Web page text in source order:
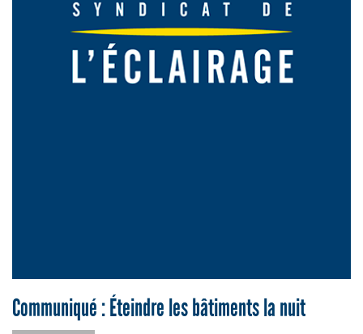
Communiqué : Éteindre les bâtiments la nuit